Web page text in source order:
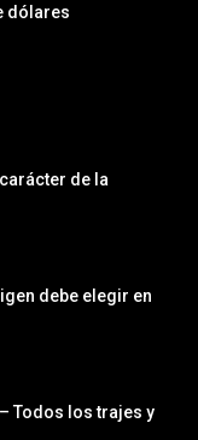
dólares
de la
debe elegir en
Todos los trajes y